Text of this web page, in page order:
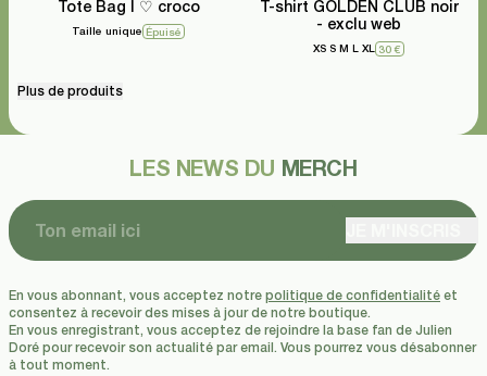
Tote Bag I ♡ croco
Taille unique Épuisé
T-shirt GOLDEN CLUB noir
- exclu web
XS S M L XL 30 €
Plus de produits
LES NEWS DU MERCH
En vous abonnant, vous acceptez notre politique de confidentialité et
consentez à recevoir des mises à jour de notre boutique.
En vous enregistrant, vous acceptez de rejoindre la base fan de Julien
Doré pour recevoir son actualité par email. Vous pourrez vous désabonner
à tout moment.